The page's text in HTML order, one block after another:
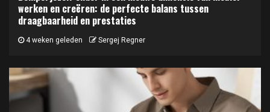
werken en creëren: de perfecte balans tussen
draagbaarheid en prestaties
4 weken geleden Sergej Regner